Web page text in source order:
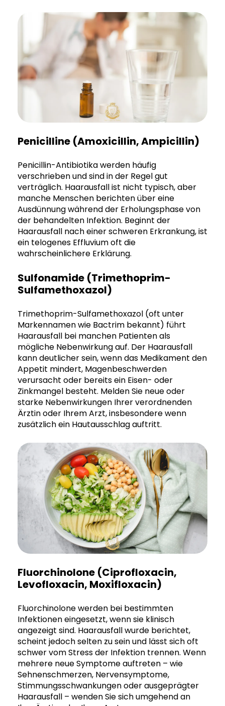
Penicilline (Amoxicillin, Ampicillin)
Penicillin-Antibiotika werden häufig
verschrieben und sind in der Regel gut
verträglich. Haarausfall ist nicht typisch, aber
manche Menschen berichten über eine
Ausdünnung während der Erholungsphase von
der behandelten Infektion. Beginnt der
Haarausfall nach einer schweren Erkrankung, ist
ein telogenes Effluvium oft die
wahrscheinlichere Erklärung.
Sulfonamide (Trimethoprim-
Sulfamethoxazol)
Trimethoprim-Sulfamethoxazol (oft unter
Markennamen wie Bactrim bekannt) führt
Haarausfall bei manchen Patienten als
mögliche Nebenwirkung auf. Der Haarausfall
kann deutlicher sein, wenn das Medikament den
Appetit mindert, Magenbeschwerden
verursacht oder bereits ein Eisen- oder
Zinkmangel besteht. Melden Sie neue oder
starke Nebenwirkungen Ihrer verordnenden
Ärztin oder Ihrem Arzt, insbesondere wenn
zusätzlich ein Hautausschlag auftritt.
Fluorchinolone (Ciprofloxacin,
Levofloxacin, Moxifloxacin)
Fluorchinolone werden bei bestimmten
Infektionen eingesetzt, wenn sie klinisch
angezeigt sind. Haarausfall wurde berichtet,
scheint jedoch selten zu sein und lässt sich oft
schwer vom Stress der Infektion trennen. Wenn
mehrere neue Symptome auftreten – wie
Sehnenschmerzen, Nervensymptome,
Stimmungsschwankungen oder ausgeprägter
Haarausfall – wenden Sie sich umgehend an